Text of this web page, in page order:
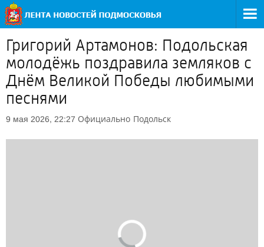
Григорий Артамонов: Подольская
молодёжь поздравила земляков с
Днём Великой Победы любимыми
песнями
9 мая 2026, 22:27 Официально Подольск